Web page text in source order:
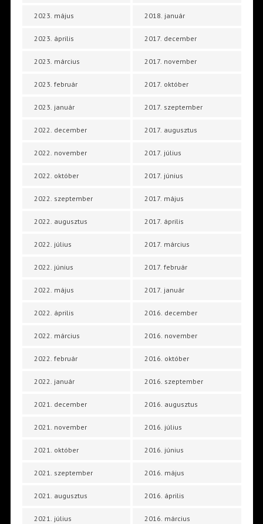
2023. május
2023. április
2023. március
2023. február
2023. január
2022. december
2022. november
2022. október
2022. szeptember
2022. augusztus
2022. július
2022. június
2022. május
2022. április
2022. március
2022. február
2022. január
2021. december
2021. november
2021. október
2021. szeptember
2021. augusztus
2021. július
2018. január
2017. december
2017. november
2017. október
2017. szeptember
2017. augusztus
2017. július
2017. június
2017. május
2017. április
2017. március
2017. február
2017. január
2016. december
2016. november
2016. október
2016. szeptember
2016. augusztus
2016. július
2016. június
2016. május
2016. április
2016. március